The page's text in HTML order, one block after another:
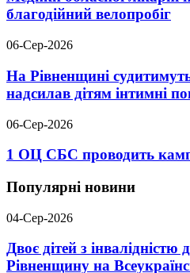
благодійний велопробіг
06-Сер-2026
На Рівненщині
надсилав дітям інтимні
06-Сер-2026
1 ОЦ СБС проводить
Популярні новини
04-Сер-2026
Двоє дітей з
Рівненщину на